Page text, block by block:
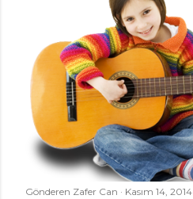
Gönderen Zafer Can Kasım 14, 2014